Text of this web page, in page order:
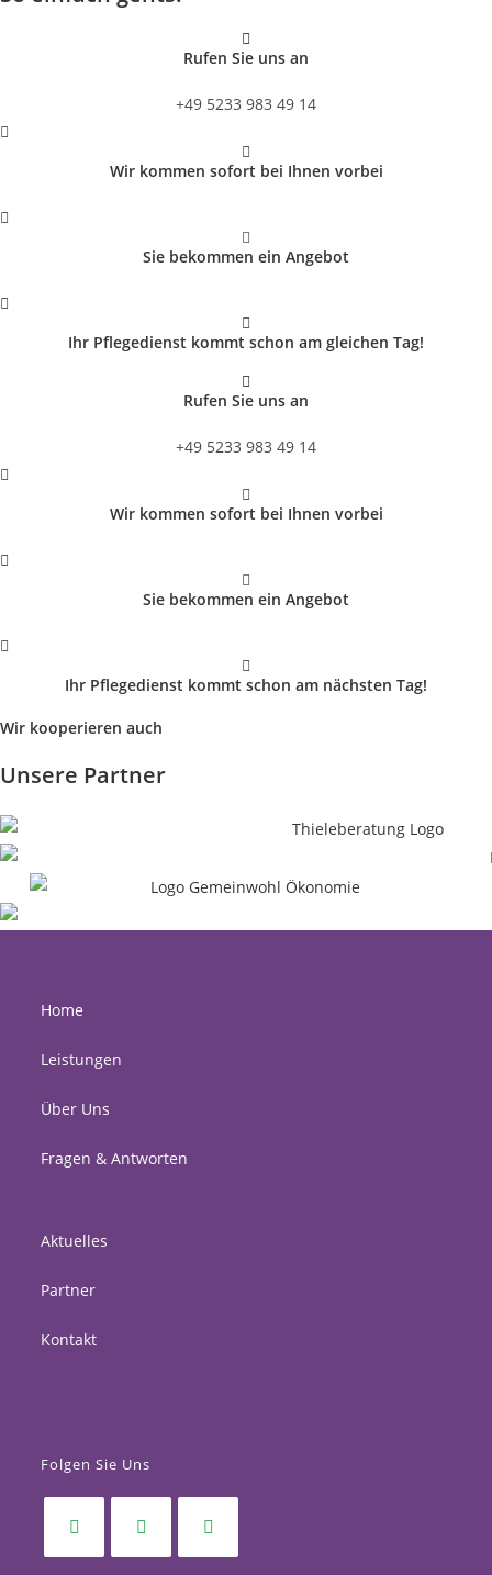
Rufen Sie uns an
+49 5233 983 49 14
Wir kommen sofort bei Ihnen vorbei
Sie bekommen ein Angebot
Ihr Pflegedienst kommt schon am gleichen Tag!
Rufen Sie uns an
+49 5233 983 49 14
Wir kommen sofort bei Ihnen vorbei
Sie bekommen ein Angebot
Ihr Pflegedienst kommt schon am nächsten Tag!
Wir kooperieren auch
Unsere Partner
Home
Leistungen
Über Uns
Fragen & Antworten
Aktuelles
Partner
Kontakt
Folgen Sie Uns